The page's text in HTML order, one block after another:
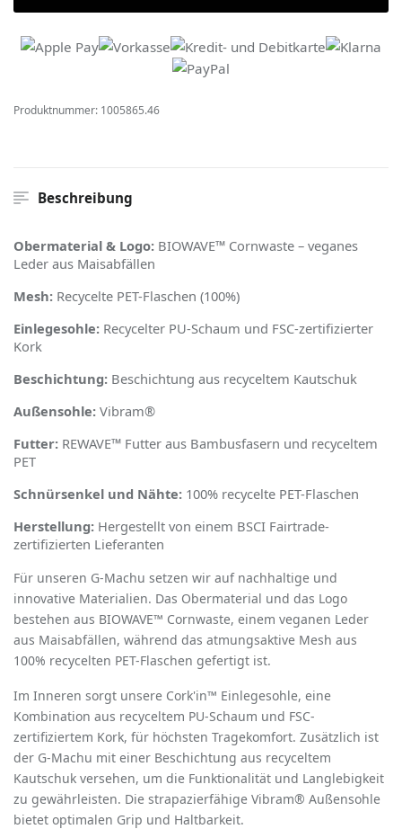
Produktnummer: 1005865.46
Beschreibung
Obermaterial & Logo: BIOWAVE™ Cornwaste – veganes
Leder aus Maisabfällen
Mesh: Recycelte PET-Flaschen (100%)
Einlegesohle: Recycelter PU-Schaum und FSC-zertifizierter
Kork
Beschichtung: Beschichtung aus recyceltem Kautschuk
Außensohle: Vibram®
Futter: REWAVE™ Futter aus Bambusfasern und recyceltem
PET
Schnürsenkel und Nähte: 100% recycelte PET-Flaschen
Herstellung: Hergestellt von einem BSCI Fairtrade-
zertifizierten Lieferanten
Für unseren G-Machu setzen wir auf nachhaltige und
innovative Materialien. Das Obermaterial und das Logo
bestehen aus BIOWAVE™ Cornwaste, einem veganen Leder
aus Maisabfällen, während das atmungsaktive Mesh aus
100% recycelten PET-Flaschen gefertigt ist.
Im Inneren sorgt unsere Cork'in™ Einlegesohle, eine
Kombination aus recyceltem PU-Schaum und FSC-
zertifiziertem Kork, für höchsten Tragekomfort. Zusätzlich ist
der G-Machu mit einer Beschichtung aus recyceltem
Kautschuk versehen, um die Funktionalität und Langlebigkeit
zu gewährleisten. Die strapazierfähige Vibram® Außensohle
bietet optimalen Grip und Haltbarkeit.